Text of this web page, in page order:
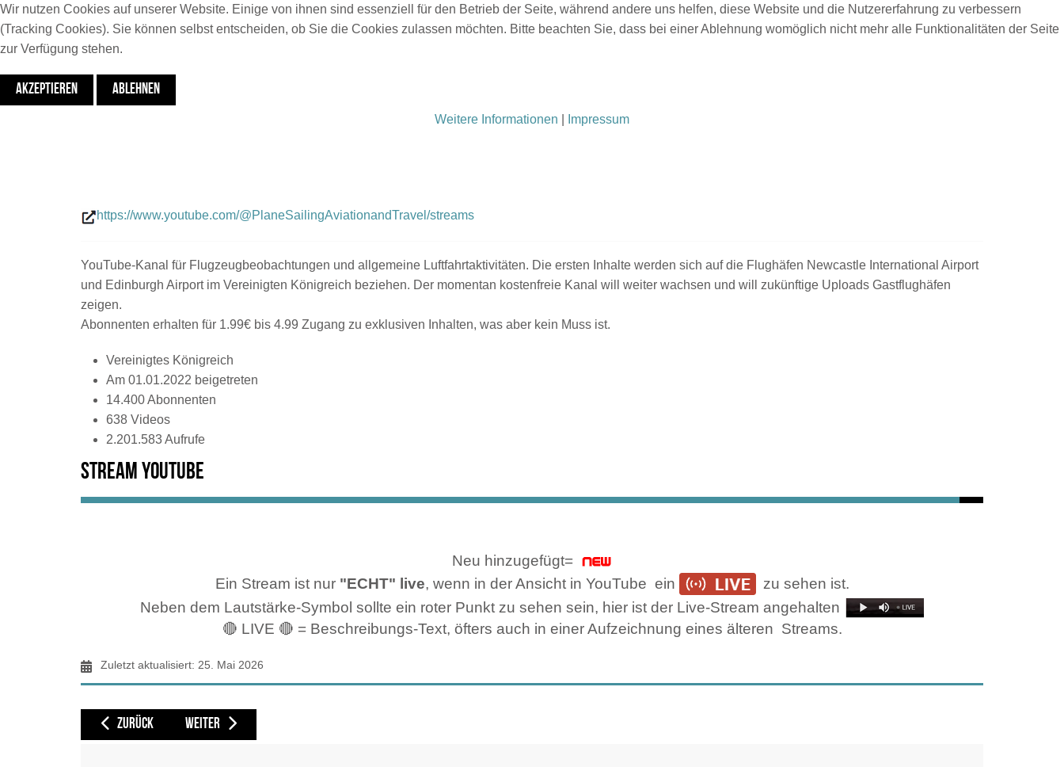
https://www.youtube.com/@PlaneSailingAviationandTravel/streams
YouTube-Kanal für Flugzeugbeobachtungen und allgemeine Luftfahrtaktivitäten. Die ersten Inhalte werden sich auf die Flughäfen Newcastle International Airport
und Edinburgh Airport im Vereinigten Königreich beziehen. Der momentan kostenfreie Kanal will weiter wachsen und will zukünftige Uploads Gastflughäfen
zeigen.
Abonnenten erhalten für 1.99€ bis 4.99 Zugang zu exklusiven Inhalten, was aber kein Muss ist.
Vereinigtes Königreich
Am 01.01.2022 beigetreten
14.400 Abonnenten
638 Videos
2.201.583 Aufrufe
Stream Youtube
Neu hinzugefügt=
Ein Stream ist nur "ECHT" live, wenn in der Ansicht in YouTube ein
zu sehen ist.
Neben dem Lautstärke-Symbol sollte ein roter Punkt zu sehen sein, hier ist der Live-Stream angehalten
🔴 LIVE 🔴 = Beschreibungs-Text, öfters auch in einer Aufzeichnung eines älteren Streams.
Zuletzt aktualisiert: 25. Mai 2026
VORHERIGER BEITRAG: NEW YORK JFK/LGA, PLANESPOTTING @ YOUTUBE (LGA BY FLIGHTRADAR24)
ZURÜCK NÄCHSTER BEITRAG: OKINAVA JAPAN, PLANESPOTTING @ YOUTUBE
WEITER
Wir nutzen Cookies auf unserer Website. Einige von ihnen sind essenziell für den Betrieb der Seite, während andere uns helfen, diese Website und die Nutzererfahrung zu verbessern
(Tracking Cookies). Sie können selbst entscheiden, ob Sie die Cookies zulassen möchten. Bitte beachten Sie, dass bei einer Ablehnung womöglich nicht mehr alle Funktionalitäten der Seite
zur Verfügung stehen.
AKZEPTIEREN ABLEHNEN
Weitere Informationen Impressum